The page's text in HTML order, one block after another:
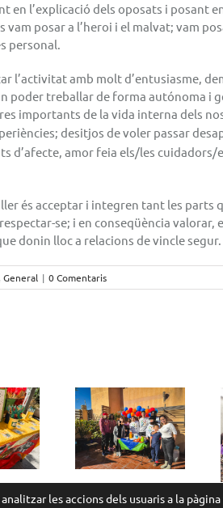
en l’explicació dels oposats i posant
vam posar a l’heroi i el malvat; vam
personal.
l’activitat amb molt d’entusiasme,
poder treballar de forma autónoma i
importants de la vida interna dels
desitjos de voler passar
d’afecte, amor feia els/les cuidadors/
és acceptar i integren tant les parts
se; i en conseqüència
donin lloc a relacions de vincle segur.
General | 0 Comentaris
terrat de
Moragas
Celebració del
Dia
Internacional
de la Dona:
Igualtat i el
les accions dels usuaris a la